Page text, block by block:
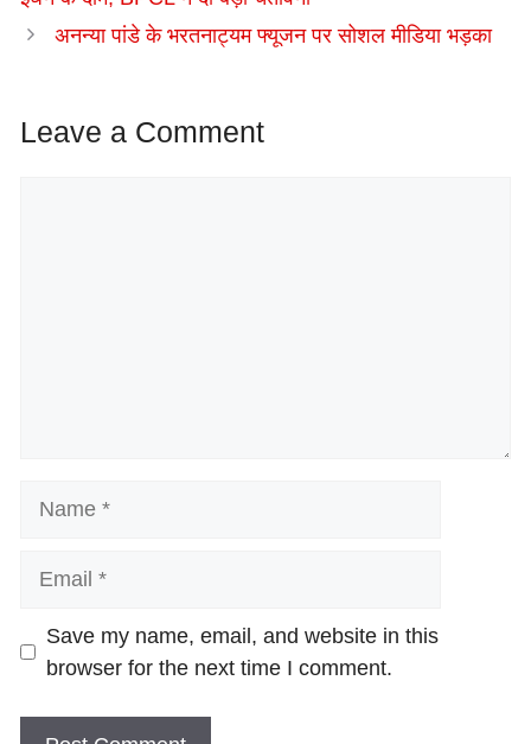
अनन्या पांडे के भरतनाट्यम फ्यूजन पर सोशल मीडिया भड़का
Leave a Comment
Website
Save my name, email, and website in this
browser for the next time I comment.